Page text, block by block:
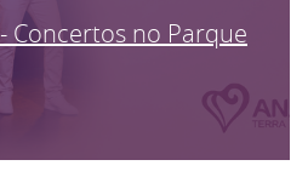
Concertos no Parque